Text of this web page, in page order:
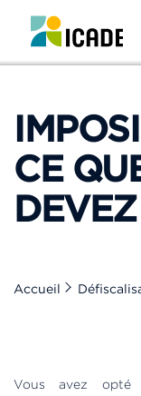
CE
Accueil
Vous avez